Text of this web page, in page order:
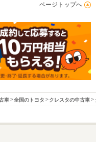
ページトップへ
車 全国のトヨタ クレスタの中古車